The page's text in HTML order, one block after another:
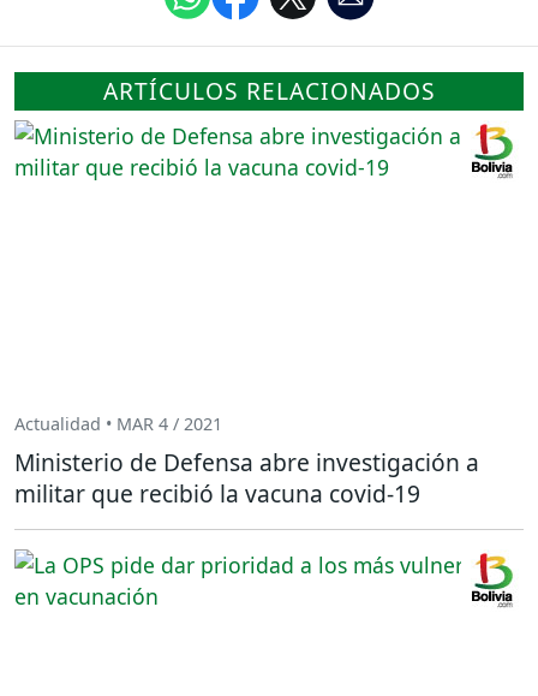
ARTÍCULOS RELACIONADOS
Actualidad • MAR 4 / 2021
Ministerio de Defensa abre investigación a
militar que recibió la vacuna covid-19